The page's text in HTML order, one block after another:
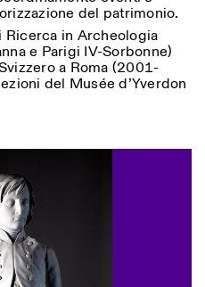
del patrimonio.
Ricerca in Archeologia
e Parigi IV-Sorbonne)
a Roma (2001-
del Musée d’Yverdon